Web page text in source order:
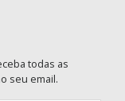
todas as
seu email.